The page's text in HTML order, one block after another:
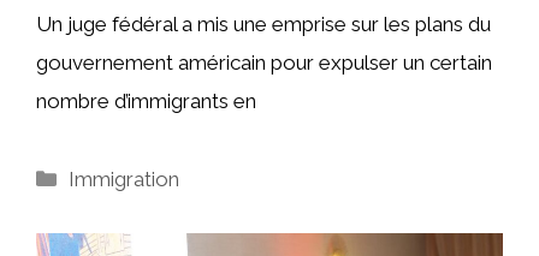
Un juge fédéral a mis une emprise sur les plans du
gouvernement américain pour expulser un certain
nombre d’immigrants en
Catégories
Immigration